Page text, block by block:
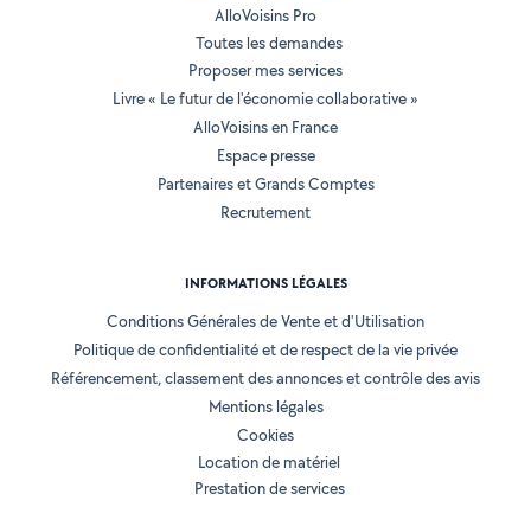
AlloVoisins Pro
Toutes les demandes
Proposer mes services
Livre « Le futur de l'économie collaborative »
AlloVoisins en France
Espace presse
Partenaires et Grands Comptes
Recrutement
INFORMATIONS LÉGALES
Conditions Générales de Vente et d'Utilisation
Politique de confidentialité et de respect de la vie privée
Référencement, classement des annonces et contrôle des avis
Mentions légales
Cookies
Location de matériel
Prestation de services